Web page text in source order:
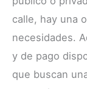
calle, hay una
necesidades.
y de pago
que buscan